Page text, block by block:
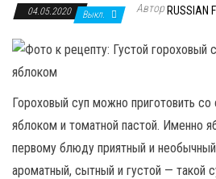
04.05.2020 Выкл. Автор RUSSIAN
Гороховый суп можно приготовить со
яблоком и томатной пастой. Именно
первому блюду приятный и
ароматный, сытный и густой — такой